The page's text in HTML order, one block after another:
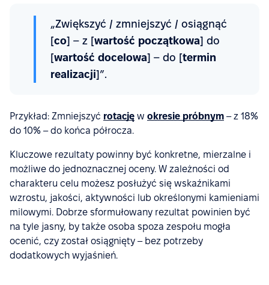
„Zwiększyć / zmniejszyć / osiągnąć
[co] – z [wartość początkowa] do
[wartość docelowa] – do [termin
realizacji]”.
Przykład: Zmniejszyć rotację w okresie próbnym – z 18%
do 10% – do końca półrocza.
Kluczowe rezultaty powinny być konkretne, mierzalne i
możliwe do jednoznacznej oceny. W zależności od
charakteru celu możesz posłużyć się wskaźnikami
wzrostu, jakości, aktywności lub określonymi kamieniami
milowymi. Dobrze sformułowany rezultat powinien być
na tyle jasny, by także osoba spoza zespołu mogła
ocenić, czy został osiągnięty – bez potrzeby
dodatkowych wyjaśnień.